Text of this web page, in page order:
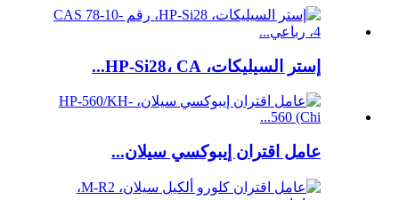
إستر السيليكات، HP-Si28، CA...
عامل اقتران إيبوكسي سيلان...